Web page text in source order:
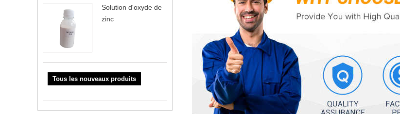
Solution d'oxyde de
zinc
Tous les nouveaux produits